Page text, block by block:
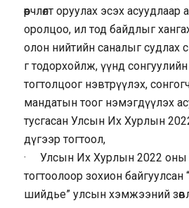
өөрчлөлт оруулах эсэх
оролцоо, ил тод байдлыг
олон нийтийн саналыг судлах
г тодорхойлж, үүнд
тогтолцоог нэвтрүүлэх,
мандатын тоог нэмэгдүүлэх
тусгасан Улсын Их Хурлын
дүгээр тогтоол,
· Улсын Их Хурлын 2022 оны
тогтоолоор зохион байгуулсан
шийдье” улсын хэмжээний